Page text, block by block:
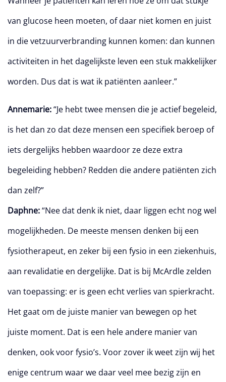
van glucose heen moeten, of daar niet komen en juist
in die vetzuurverbranding kunnen komen: dan kunnen
activiteiten in het dagelijkste leven een stuk makkelijker
worden. Dus dat is wat ik patiënten aanleer.”
Annemarie:“Je hebt twee mensen die je actief begeleid,
is het dan zo dat deze mensen een specifiek beroep of
iets dergelijks hebben waardoor ze deze extra
begeleiding hebben? Redden die andere patiënten zich
dan zelf?”
Daphne:“Nee dat denk ik niet, daar liggen echt nog wel
mogelijkheden. De meeste mensen denken bij een
fysiotherapeut, en zeker bij een fysio in een ziekenhuis,
aan revalidatie en dergelijke. Dat is bij McArdle zelden
van toepassing: er is geen echt verlies van spierkracht.
Het gaat om de juiste manier van bewegen op het
juiste moment. Dat is een hele andere manier van
denken, ook voor fysio’s. Voor zover ik weet zijn wij het
enige centrum waar we daar veel mee bezig zijn en